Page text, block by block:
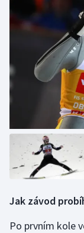
Triatlon
Veslování
Vodní slalom
Ostatní
Jak závod
Po prvním kole